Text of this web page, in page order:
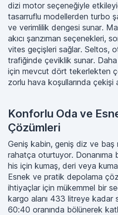
dizi motor seçeneğiyle
tasarruflu modellerden turbo
ve verimlilik dengesi sunar.
akıcı şanzıman seçenekleri,
vites geçişleri sağlar. Seltos,
trafiğinde çeviklik sunar.
için mevcut dört tekerlekten
zorlu hava koşullarında çekişi
Konforlu Oda ve
Çözümleri
Geniş kabin, geniş diz ve baş
rahatça oturtuyor. Donanıma
his için kumaş, deri veya
Esnek ve pratik depolama
ihtiyaçlar için mükemmel bir
kargo alanı 433 litreye kadar
60:40 oranında bölünerek